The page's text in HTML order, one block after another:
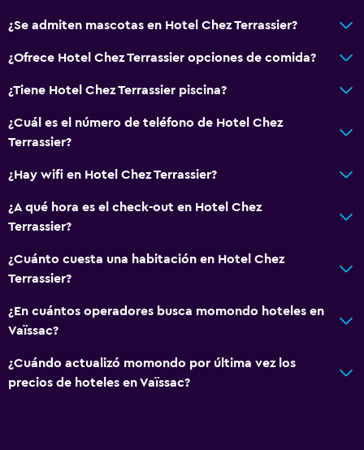
TV
Terraza/patio
Zona de trabajo
Fax/fotocopiadora
Escritorio
Actividades
Ping pong
Servicios y facilidades
¿Se admiten mascotas en Hotel Chez Terrassier?
¿Ofrece Hotel Chez Terrassier opciones de comida?
¿Tiene Hotel Chez Terrassier piscina?
¿Cuál es el número de teléfono de Hotel Chez
Terrassier?
¿Hay wifi en Hotel Chez Terrassier?
¿A qué hora es el check-out en Hotel Chez
Terrassier?
¿Cuánto cuesta una habitación en Hotel Chez
Terrassier?
¿En cuántos operadores busca momondo hoteles en
Vaïssac?
¿Cuándo actualizó momondo por última vez los
precios de hoteles en Vaïssac?